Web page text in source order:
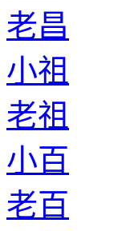
老昌
小祖
老祖
小百
老百